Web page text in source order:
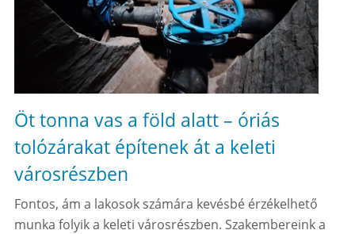
Öt tonna vas a föld alatt – óriás
tolózárakat építenek át a keleti
városrészben
Fontos, ám a lakosok számára kevésbé érzékelhető
munka folyik a keleti városrészben. Szakembereink a